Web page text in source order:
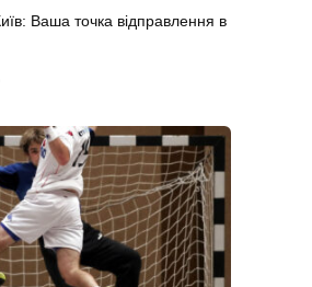
Ваша точка відправлення в